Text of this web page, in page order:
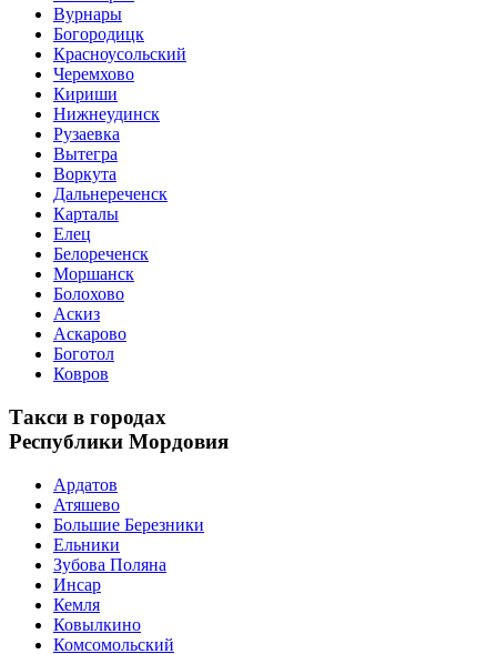
Вурнары
Богородицк
Красноусольский
Черемхово
Кириши
Нижнеудинск
Рузаевка
Вытегра
Воркута
Дальнереченск
Карталы
Елец
Белореченск
Моршанск
Болохово
Аскиз
Аскарово
Боготол
Ковров
Такси в городах
Республики Мордовия
Ардатов
Атяшево
Большие Березники
Ельники
Зубова Поляна
Инсар
Кемля
Ковылкино
Комсомольский